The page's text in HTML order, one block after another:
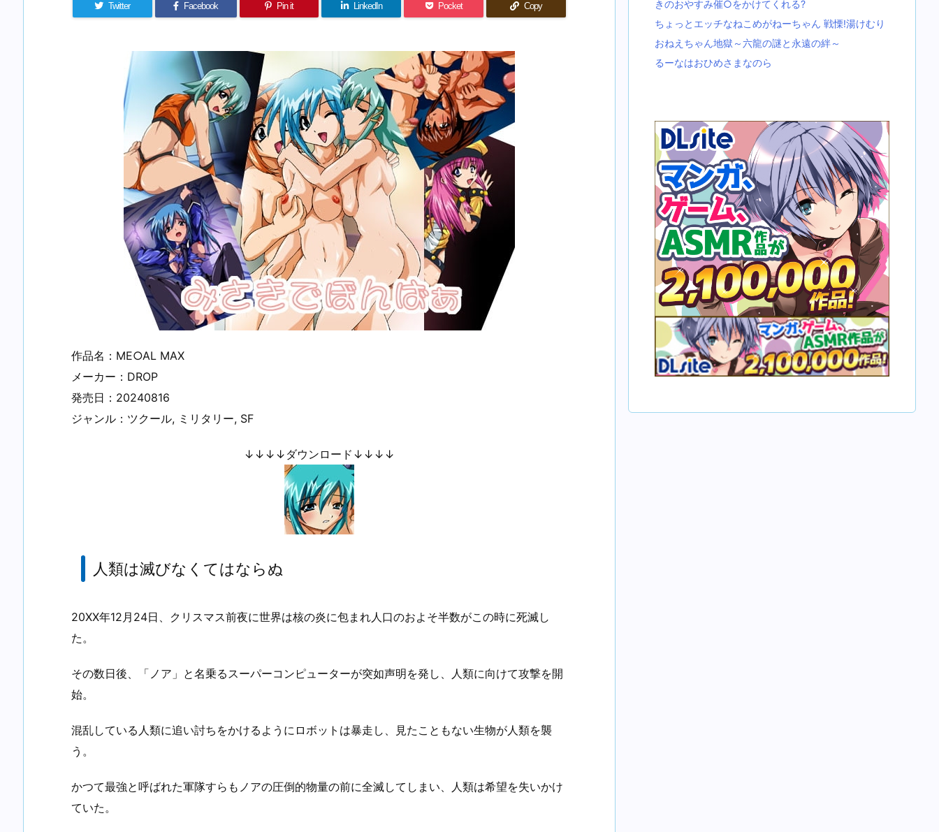
Twitter Facebook Pin it LinkedIn Pocket Copy
作品名：ME○AL MAX
メーカー：DROP
発売日：20240816
ジャンル：ツクール, ミリタリー, SF
↓↓↓↓ダウンロード↓↓↓↓
人類は滅びなくてはならぬ
20XX年12月24日、クリスマス前夜に世界は核の炎に包まれ人口のおよそ半数がこの時に死滅し
た。
その数日後、「ノア」と名乗るスーパーコンピューターが突如声明を発し、人類に向けて攻撃を開
始。
混乱している人類に追い討ちをかけるようにロボットは暴走し、見たこともない生物が人類を襲
う。
かつて最強と呼ばれた軍隊すらもノアの圧倒的物量の前に全滅してしまい、人類は希望を失いかけ
ていた。
きのおやすみ催○をかけてくれる?
ちょっとエッチなねこめがねーちゃん 戦慄!湯けむり
おねえちゃん地獄～六龍の謎と永遠の絆～
るーなはおひめさまなのら